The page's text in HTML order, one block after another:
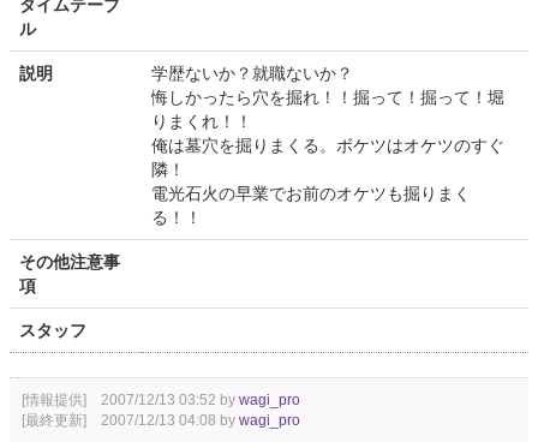
タイムテーブ
ル
説明
学歴ないか？就職ないか？
悔しかったら穴を掘れ！！掘って！掘って！堀
りまくれ！！
俺は墓穴を掘りまくる。ボケツはオケツのすぐ
隣！
電光石火の早業でお前のオケツも掘りまく
る！！
その他注意事
項
スタッフ
[情報提供] 2007/12/13 03:52 by wagi_pro
[最終更新] 2007/12/13 04:08 by wagi_pro